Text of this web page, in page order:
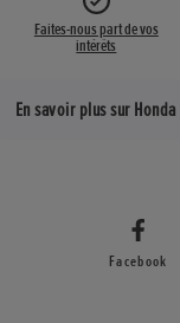
Faites-nous part de vos
intérêts
En savoir plus sur Honda
Facebook